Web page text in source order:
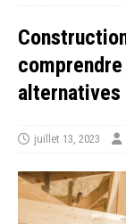
alternatives
juillet 13, 2023